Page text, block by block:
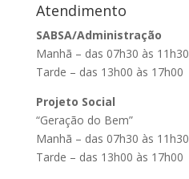
Atendimento
SABSA/Administração
Manhã – das 07h30 às 11h30
Tarde – das 13h00 às 17h00
Projeto Social
“Geração do Bem”
Manhã – das 07h30 às 11h30
Tarde – das 13h00 às 17h00